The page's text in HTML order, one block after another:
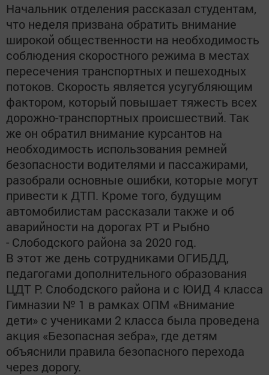
Начальник отделения рассказал студентам,
что неделя призвана обратить внимание
широкой общественности на необходимость
соблюдения скоростного режима в местах
пересечения транспортных и пешеходных
потоков. Скорость является усугубляющим
фактором, который повышает тяжесть всех
дорожно-транспортных происшествий. Так
же он обратил внимание курсантов на
необходимость использования ремней
безопасности водителями и пассажирами,
разобрали основные ошибки, которые могут
привести к ДТП. Кроме того, будущим
автомобилистам рассказали также и об
аварийности на дорогах РТ и Рыбно
- Слободского района за 2020 год.
В этот же день сотрудниками ОГИБДД,
педагогами дополнительного образования
ЦДТ Р. Слободского района и с ЮИД 4 класса
Гимназии № 1 в рамках ОПМ «Внимание
дети» с учениками 2 класса была проведена
акция «Безопасная зебра», где детям
объяснили правила безопасного перехода
через дорогу.